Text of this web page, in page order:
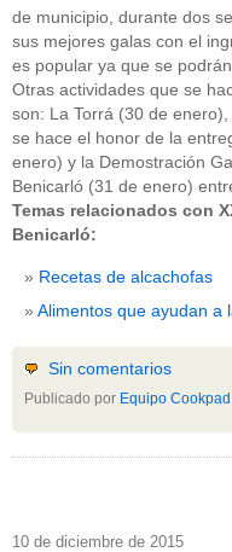
de municipio, durante dos
sus mejores galas con el
es popular ya que se
Otras actividades que se
son: La Torrá (30 de
se hace el honor de la
enero) y la Demostración
Benicarló (31 de enero)
Temas relacionados con
Benicarló:
Recetas de alcachofas
Alimentos que ayudan a
Sin comentarios
Publicado por Equipo Cookpad
10 de diciembre de 2015